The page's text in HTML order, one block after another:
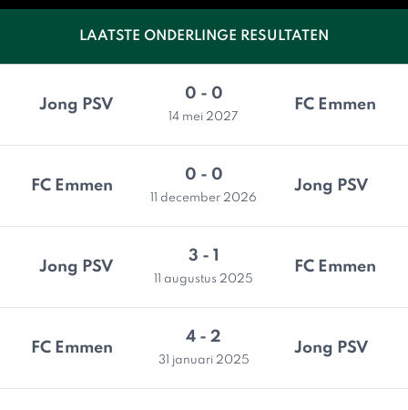
LAATSTE ONDERLINGE RESULTATEN
Jong PSV
0 - 0
14 mei 2027
FC Emmen
FC Emmen
0 - 0
11 december 2026
Jong PSV
Jong PSV
3 - 1
11 augustus 2025
FC Emmen
FC Emmen
4 - 2
31 januari 2025
Jong PSV